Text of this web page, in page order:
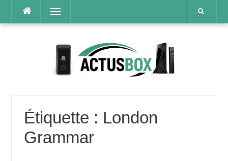
contenu
Menu
Étiquette : London
Grammar